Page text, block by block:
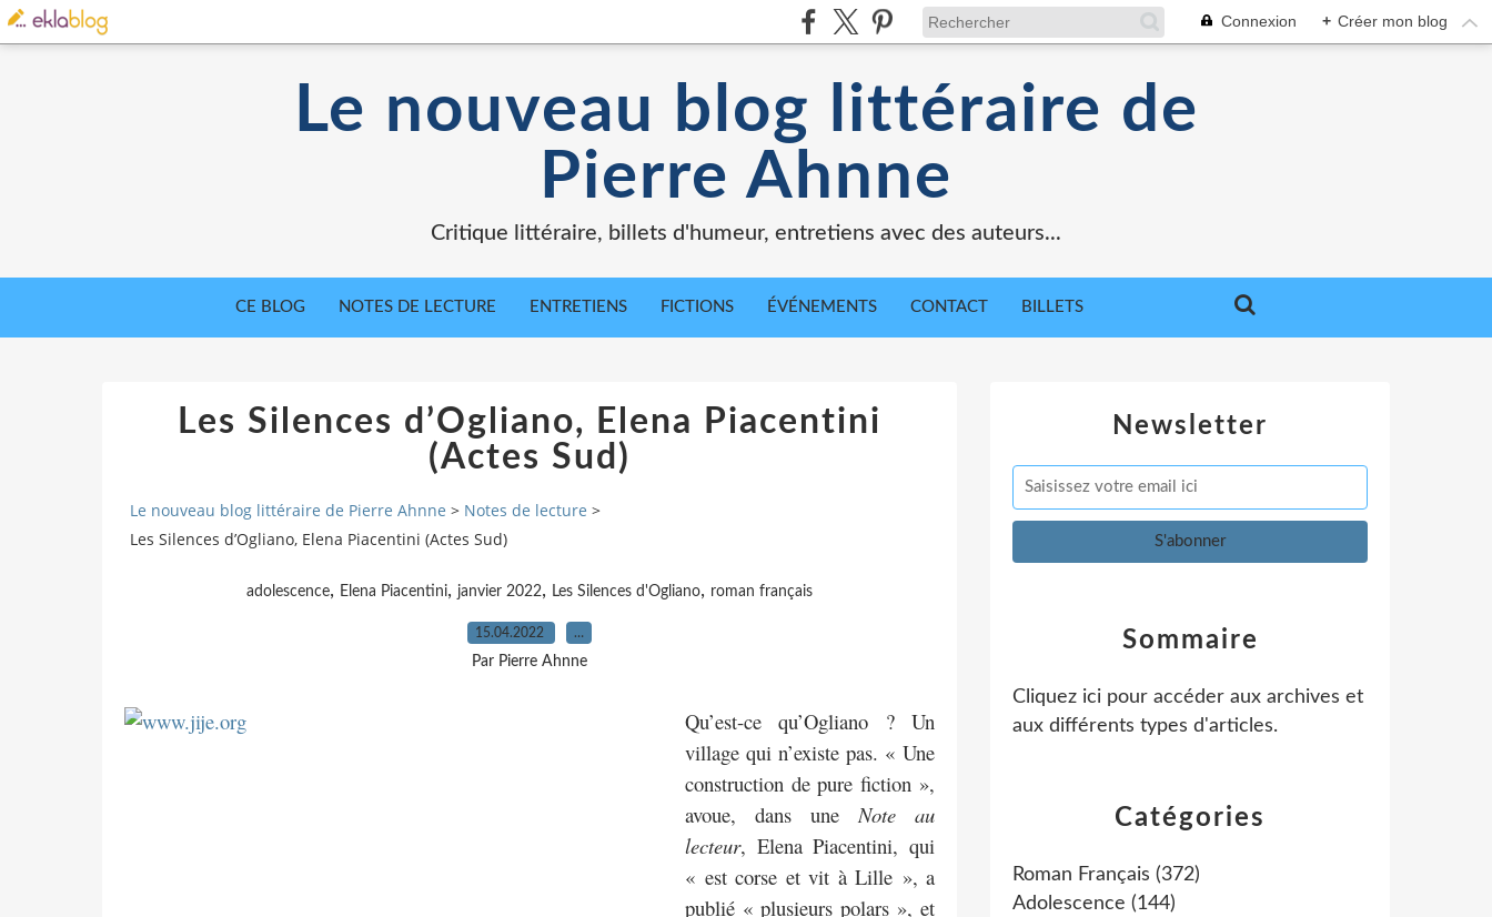
Connexion + Créer mon blog
Le nouveau blog littéraire de
Pierre Ahnne
Critique littéraire, billets d'humeur, entretiens avec des auteurs...
CE BLOG NOTES DE LECTURE ENTRETIENS FICTIONS ÉVÉNEMENTS CONTACT BILLETS
Les Silences d’Ogliano, Elena Piacentini
(Actes Sud)
Le nouveau blog littéraire de Pierre Ahnne > Notes de lecture >
Les Silences d’Ogliano, Elena Piacentini (Actes Sud)
adolescence, Elena Piacentini, janvier 2022, Les Silences d'Ogliano, roman français
15.04.2022 …
Par Pierre Ahnne
Qu’est-ce qu’Ogliano ? Un
village qui n’existe pas. « Une
construction de pure fiction »,
avoue, dans une Note au
lecteur, Elena Piacentini, qui
« est corse et vit à Lille », a
publié « plusieurs polars », et
Newsletter
Catégories
Roman Français (372)
Adolescence (144)
Sommaire
Cliquez ici pour accéder aux archives et
aux différents types d'articles.